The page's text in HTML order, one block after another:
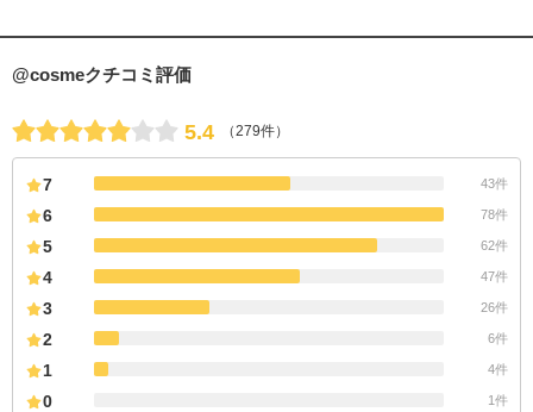
@cosmeクチコミ評価
5.4 （279件）
7 43件
6 78件
5 62件
4 47件
3 26件
2 6件
1 4件
0 1件